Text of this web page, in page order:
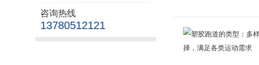
咨询热线
13780512121